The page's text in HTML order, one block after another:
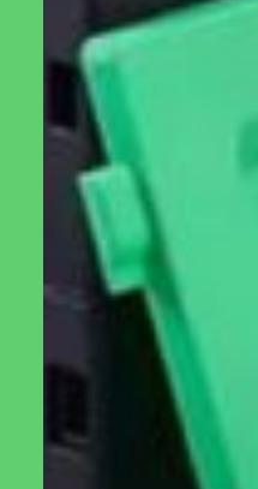
פותח חלון אוטומטי
200.00
מידע נוסף